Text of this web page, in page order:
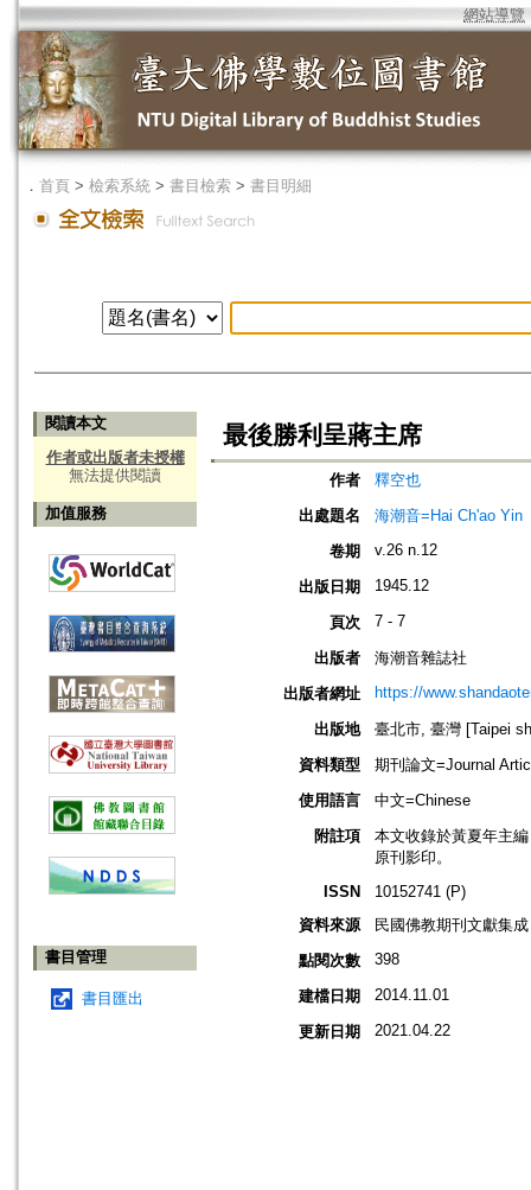
網站導覽
． 首頁 > 檢索系統 > 書目檢索 > 書目明細
閱讀本文
作者或出版者未授權
無法提供閱讀
加值服務
書目管理
書目匯出
最後勝利呈蔣主席
作者
釋空也
出處題名
海潮音=Hai Ch'ao Yin
卷期
v.26 n.12
出版日期 1945.12
頁次 7 - 7
出版者
海潮音雜誌社
出版者網址
https://
出版地
臺北市, 臺灣 [Taipei
資料類型
期刊論文=Journal
使用語言
中文=Chinese
附註項
本文收錄於黃夏年主
原刊影印。
ISSN
10152741 (P)
資料來源
民國佛教期刊文獻集
點閱次數
398
建檔日期 2014.11.01
更新日期 2021.04.22